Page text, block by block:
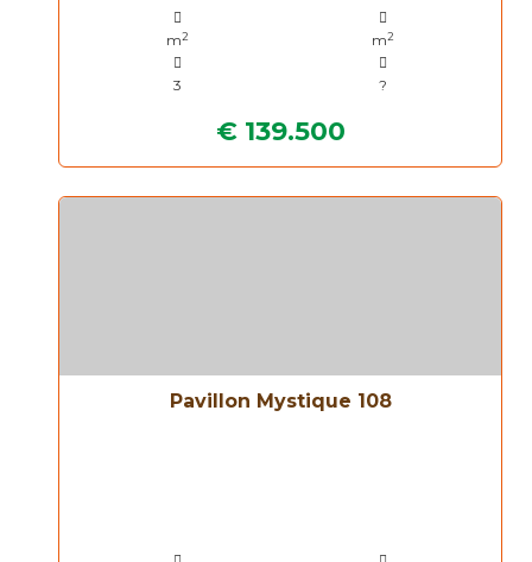
m2 m2
3 ?
€ 139.500
Pavillon Mystique 108